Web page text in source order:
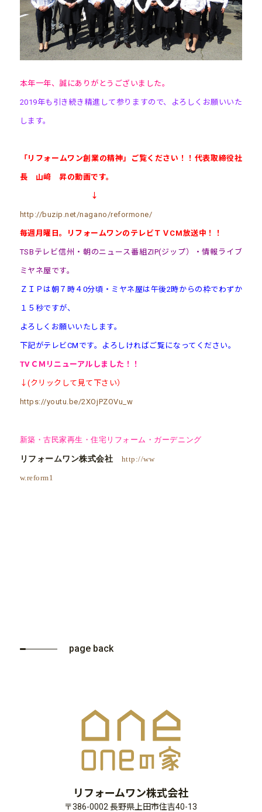
本年一年、誠にありがとうございました。
2019年も引き続き精進して参りますので、よろしくお願いいた
します。
「リフォームワン創業の精神」ご覧ください！！代表取締役社
長 山﨑 昇の動画です。
↓
http://buzip.net/nagano/reformone/
毎週月曜日。リフォームワンのテレビＴＶCM放送中！！
TSBテレビ信州・朝のニュース番組ZIP(ジップ）・情報ライブ
ミヤネ屋です。
ＺＩＰは朝７時４0分頃・ミヤネ屋は午後2時からの枠でわずか
１５秒ですが、
よろしくお願いいたします。
下記がテレビCMです。よろしければご覧になってください。
TVＣＭ リニューアル しました！！
↓(クリックして見て下さい）
https://youtu.be/2XOjPZOVu_w
新築・古民家再生・住宅リフォーム・ガーデニング
リフォームワン株式会社 http://ww
w.reform1
page back
リフォームワン株式会社
〒386-0002 長野県上田市住吉40-13